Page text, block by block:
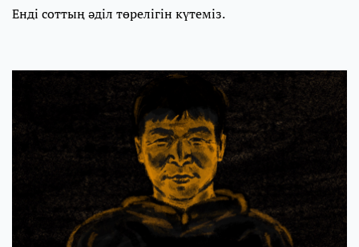
Енді соттың әділ төрелігін күтеміз.